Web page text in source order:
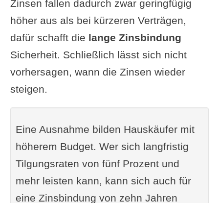
Zinsen fallen dadurch zwar geringfügig
höher aus als bei kürzeren Verträgen,
dafür schafft die lange Zinsbindung
Sicherheit. Schließlich lässt sich nicht
vorhersagen, wann die Zinsen wieder
steigen.
Eine Ausnahme bilden Hauskäufer mit
höherem Budget. Wer sich langfristig
Tilgungsraten von fünf Prozent und
mehr leisten kann, kann sich auch für
eine Zinsbindung von zehn Jahren